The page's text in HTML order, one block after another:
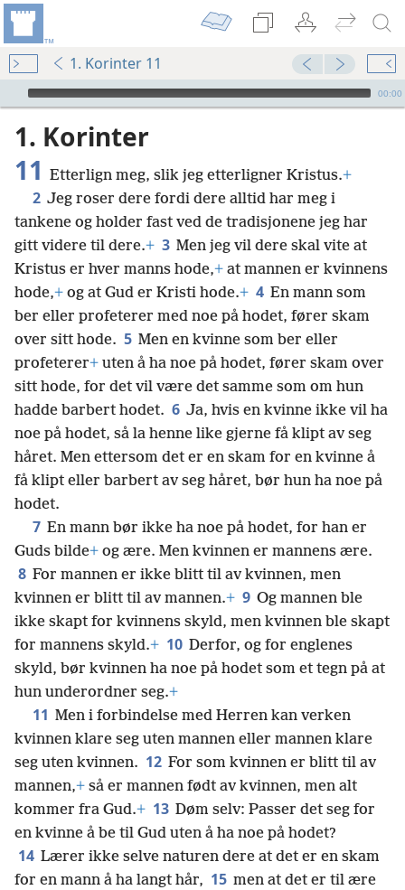
1. Korinter 11
Audio Player
00:00
1. Korinter
11 Etterlign meg, slik jeg etterligner Kristus.+
2 Jeg roser dere fordi dere alltid har meg i
tankene og holder fast ved de tradisjonene jeg har
gitt videre til dere.+ 3 Men jeg vil dere skal vite at
Kristus er hver manns hode,+ at mannen er kvinnens
hode,+ og at Gud er Kristi hode.+ 4 En mann som
ber eller profeterer med noe på hodet, fører skam
over sitt hode. 5 Men en kvinne som ber eller
profeterer+ uten å ha noe på hodet, fører skam over
sitt hode, for det vil være det samme som om hun
hadde barbert hodet. 6 Ja, hvis en kvinne ikke vil ha
noe på hodet, så la henne like gjerne få klipt av seg
håret. Men ettersom det er en skam for en kvinne å
få klipt eller barbert av seg håret, bør hun ha noe på
hodet.
7 En mann bør ikke ha noe på hodet, for han er
Guds bilde+ og ære. Men kvinnen er mannens ære.
8 For mannen er ikke blitt til av kvinnen, men
kvinnen er blitt til av mannen.+ 9 Og mannen ble
ikke skapt for kvinnens skyld, men kvinnen ble skapt
for mannens skyld.+ 10 Derfor, og for englenes
skyld, bør kvinnen ha noe på hodet som et tegn på at
hun underordner seg.+
11 Men i forbindelse med Herren kan verken
kvinnen klare seg uten mannen eller mannen klare
seg uten kvinnen. 12 For som kvinnen er blitt til av
mannen,+ så er mannen født av kvinnen, men alt
kommer fra Gud.+ 13 Døm selv: Passer det seg for
en kvinne å be til Gud uten å ha noe på hodet?
14 Lærer ikke selve naturen dere at det er en skam
for en mann å ha langt hår, 15 men at det er til ære